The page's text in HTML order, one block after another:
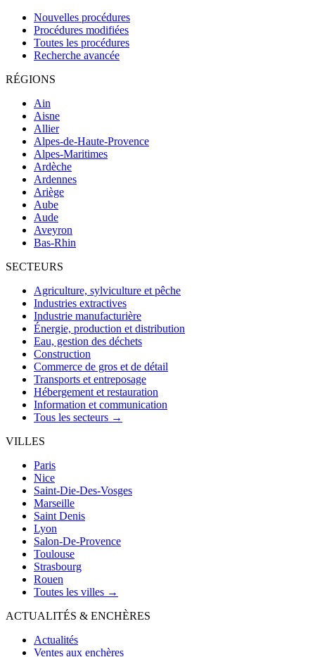
Nouvelles procédures
Procédures modifiées
Toutes les procédures
Recherche avancée
RÉGIONS
Ain
Aisne
Allier
Alpes-de-Haute-Provence
Alpes-Maritimes
Ardèche
Ardennes
Ariège
Aube
Aude
Aveyron
Bas-Rhin
SECTEURS
Agriculture, sylviculture et pêche
Industries extractives
Industrie manufacturière
Énergie, production et distribution
Eau, gestion des déchets
Construction
Commerce de gros et de détail
Transports et entreposage
Hébergement et restauration
Information et communication
Tous les secteurs →
VILLES
Paris
Nice
Saint-Die-Des-Vosges
Marseille
Saint Denis
Lyon
Salon-De-Provence
Toulouse
Strasbourg
Rouen
Toutes les villes →
ACTUALITÉS & ENCHÈRES
Actualités
Ventes aux enchères